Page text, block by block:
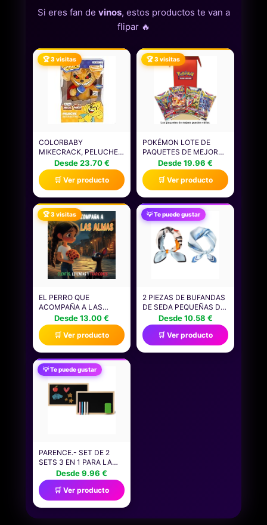
Si eres fan de vinos, estos productos te van a
flipar 🔥
🏆 3 visitas
COLORBABY
MIKECRACK, PELUCHE
INTERACTIVO, PERRO
MIKE.EXE, CON MÚSICA,
GRABACIÓN Y
REPRODUCCIÓN DE
VOZ, JUGUETE
PERSONAJE YOUTUBE,
29 CM, CANTA PUNTO
EXE, REPITE LO QUE
DICES (85425)
Desde 23.70 €
🛒 Ver producto
🏆 3 visitas
POKÉMON LOTE DE
PAQUETES DE MEJORA
DE JCC POKÉMON (4
PAQUETES DE MEJORA,
40 CARTAS EN TOTAL)
(PUEDE CONTENER
PAQUETES DE MEJORA
DUPLICADOS) ESTE ES
UN PRODUCTO EN
ESPAÑOL.
Desde 19.96 €
🛒 Ver producto
🏆 3 visitas
EL PERRO QUE
ACOMPAÑA A LAS
ALMAS. CUENTOS
INFANTILES EN
ESPAÑOL: DESCUBRE
PORQUE ESTOS
PERRITOS SON LOS QUE
GUÍAN A LAS ALMAS EN
EL MÁS ALLÁ.:
CUENTOS, LEYENDAS Y
TRADICIONES
Desde 13.00 €
🛒 Ver producto
💡 Te puede gustar
2 PIEZAS DE BUFANDAS
DE SEDA PEQUEÑAS DE
MODA, ACCESORIOS
PARA MUJERES,
BUFANDAS DE SEDA
RETRO Y ELEES, QUE SE
PUEDEN USAR COMO
Desde 10.58 €
🛒 Ver producto
💡 Te puede gustar
PARENCE.- SET DE 2
SETS 3 EN 1 PARA LA
ESCUELA Y EL OCIO -
SET DE PIZARRA CON
ESPONJA Y TIZA QUE SE
PUEDEN LIMPIAR -
VERSÁTIL, FÁCIL DE
USAR Y TRANSPORTAR
Desde 9.96 €
🛒 Ver producto